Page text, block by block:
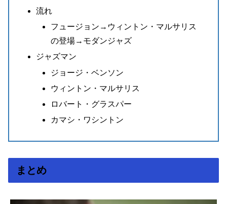
流れ
フュージョン→ウィントン・マルサリス
の登場→モダンジャズ
ジャズマン
ジョージ・ベンソン
ウィントン・マルサリス
ロバート・グラスパー
カマシ・ワシントン
まとめ